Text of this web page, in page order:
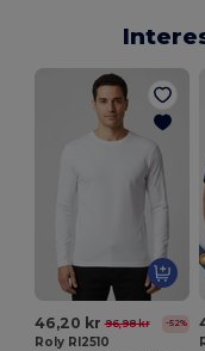
46,20 kr 96,98 kr -52%
Roly RI2510